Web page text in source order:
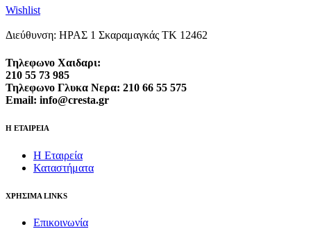
Wishlist
Διεύθυνση: ΗΡΑΣ 1 Σκαραμαγκάς ΤΚ 12462
Τηλεφωνο Χαιδαρι:
210 55 73 985
Τηλεφωνο Γλυκα Νερα: 210 66 55 575
Email: info@cresta.gr
Η ΕΤΑΙΡΕΙΑ
Η Εταιρεία
Καταστήματα
ΧΡΗΣΙΜΑ LINKS
Επικοινωνία